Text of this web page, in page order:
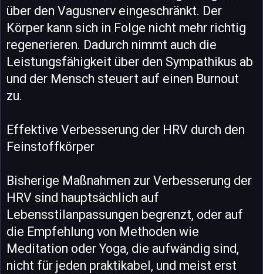
über den Vagusnerv eingeschränkt. Der
Körper kann sich in Folge nicht mehr richtig
regenerieren. Dadurch nimmt auch die
Leistungsfähigkeit über den Sympathikus ab
und der Mensch steuert auf einen Burnout
zu.
Effektive Verbesserung der HRV durch den
Feinstoffkörper
Bisherige Maßnahmen zur Verbesserung der
HRV sind hauptsächlich auf
Lebensstilanpassungen begrenzt, oder auf
die Empfehlung von Methoden wie
Meditation oder Yoga, die aufwändig sind,
nicht für jeden praktikabel, und meist erst